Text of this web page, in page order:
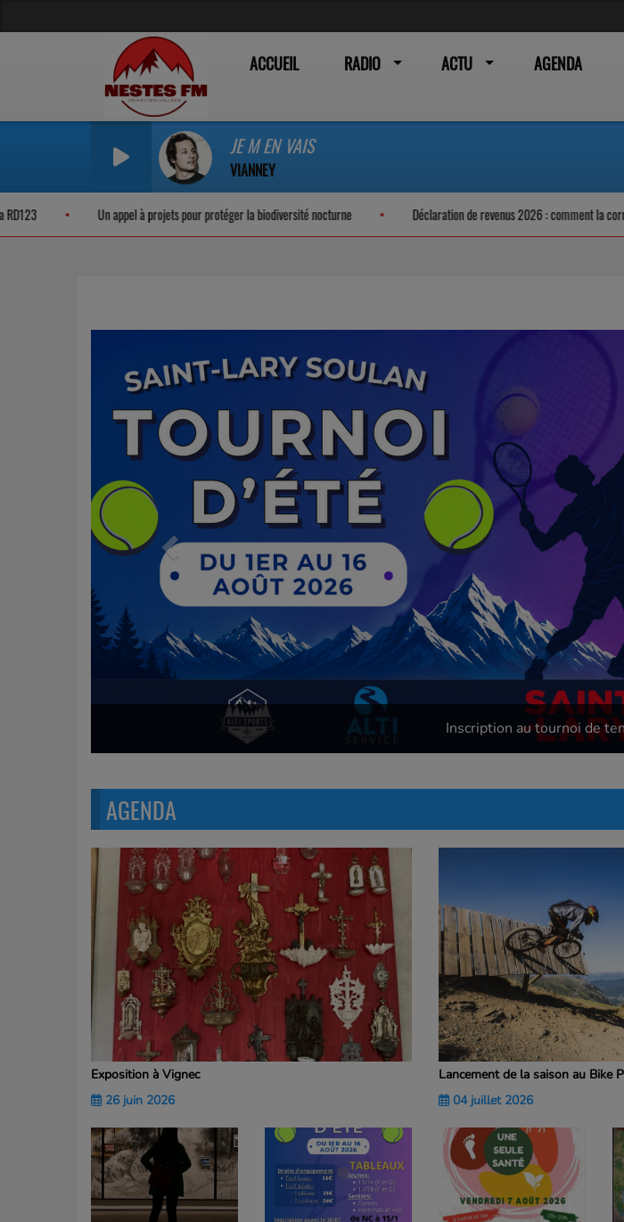
ACCUEIL RADIO ACTU AGENDA
JE M EN VAIS
VIANNEY
Un appel à projets pour protéger la biodiversité nocturne Déclaration de revenus 2026 : comment la corriger ?
Inscription au tournoi de
AGENDA
Exposition à Vignec
26 juin 2026
Lancement de la saison au Bike
04 juillet 2026